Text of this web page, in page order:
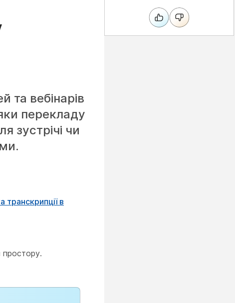
та вебінарів
перекладу
зустрічі чи
в
простору.